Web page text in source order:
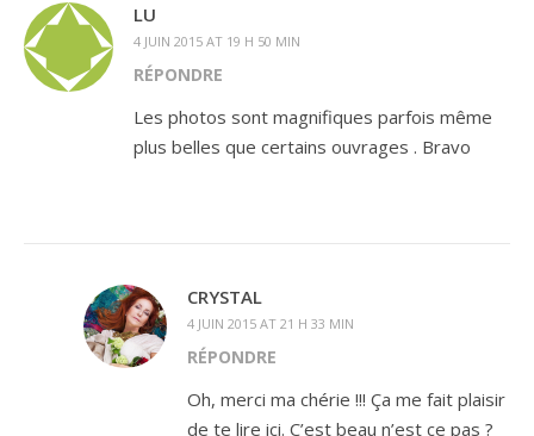
LU
4 JUIN 2015 AT 19 H 50 MIN
RÉPONDRE
Les photos sont magnifiques parfois même
plus belles que certains ouvrages . Bravo
CRYSTAL
4 JUIN 2015 AT 21 H 33 MIN
RÉPONDRE
Oh, merci ma chérie !!! Ça me fait plaisir
de te lire ici. C’est beau n’est ce pas ?